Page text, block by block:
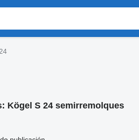
Kögel S 24 semirremolques